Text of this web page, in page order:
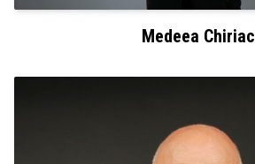
Medeea Chiriac